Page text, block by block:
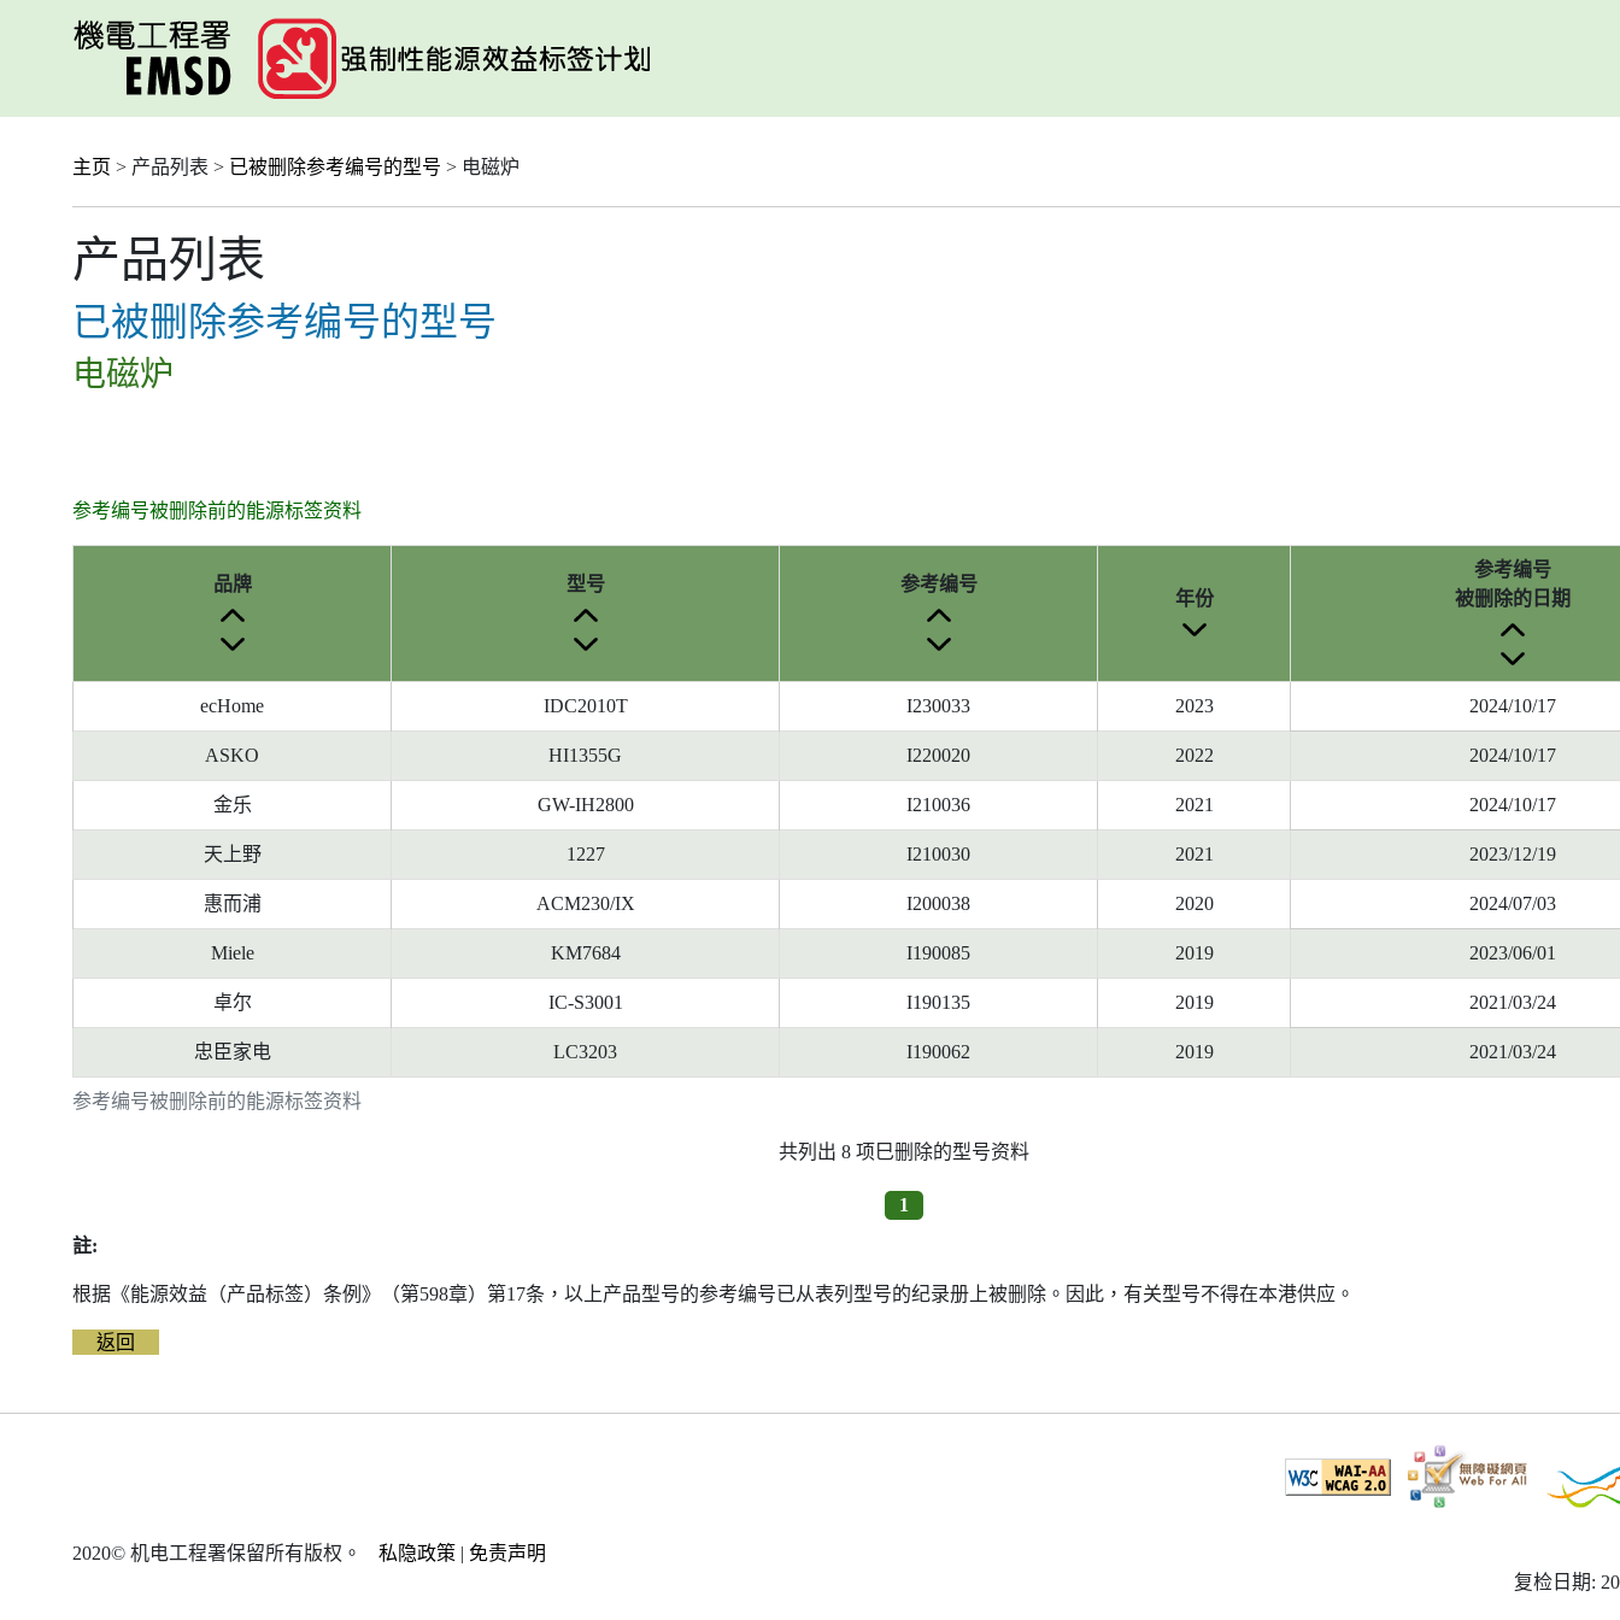
主页 > 产品列表 > 已被删除参考编号的型号 > 电磁炉
产品列表
已被删除参考编号的型号
电磁炉
参考编号被删除前的能源标签资料
参考编号被删除前的能源标签资料
品牌 型号 参考编号
年份
参考编号
被删除的日期
ecHome IDC2010T I230033 2023 2024/10/17
ASKO HI1355G I220020 2022 2024/10/17
金乐 GW-IH2800 I210036 2021 2024/10/17
天上野 1227 I210030 2021 2023/12/19
惠而浦 ACM230/IX I200038 2020 2024/07/03
Miele KM7684 I190085 2019 2023/06/01
卓尔 IC-S3001 I190135 2019 2021/03/24
忠臣家电 LC3203 I190062 2019 2021/03/24
共列出 8 项巳删除的型号资料
1
註:
根据《能源效益（产品标签）条例》（第598章）第17条，以上产品型号的参考编号已从表列型号的纪录册上被删除。因此，有关型号不得在本港供应。
返回
2020© 机电工程署保留所有版权。 私隐政策 | 免责声明
复检日期: